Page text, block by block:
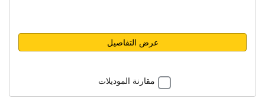
عرض التفاصيل
مقارنة الموديلات